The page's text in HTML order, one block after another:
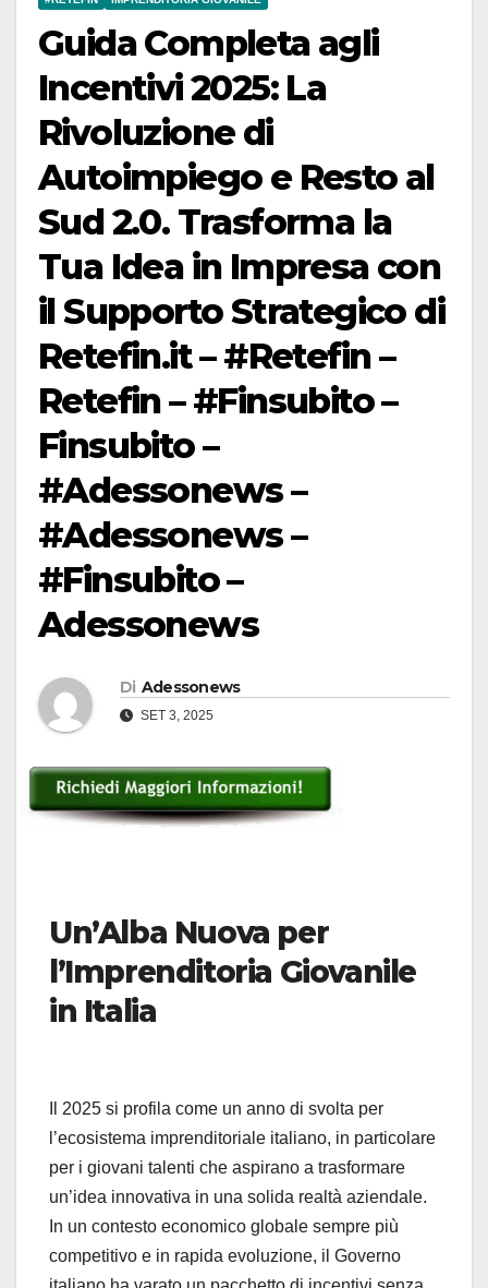
Guida Completa agli
Incentivi 2025: La
Rivoluzione di
Autoimpiego e Resto al
Sud 2.0. Trasforma la
Tua Idea in Impresa con
il Supporto Strategico di
Retefin.it – #Retefin –
Retefin – #Finsubito –
Finsubito –
#Adessonews –
#Adessonews –
#Finsubito –
Adessonews
Di Adessonews
SET 3, 2025
Un’Alba Nuova per
l’Imprenditoria Giovanile
in Italia
Il 2025 si profila come un anno di svolta per
l’ecosistema imprenditoriale italiano, in particolare
per i giovani talenti che aspirano a trasformare
un’idea innovativa in una solida realtà aziendale.
In un contesto economico globale sempre più
competitivo e in rapida evoluzione, il Governo